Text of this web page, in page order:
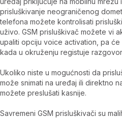
prisluškivanje neograničenog
telefona možete kontrolisati
uživo. GSM prisluškivač možete vi
upaliti opciju voice activation, pa će
kada u okruženju registuje
Ukoliko niste u mogućnosti da
može snimati na uređaj ili direktno
možete preslušati kasnije.
Savremeni GSM prisluškivači su